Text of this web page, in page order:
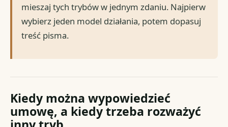
mieszaj tych trybów w jednym zdaniu. Najpierw
wybierz jeden model działania, potem dopasuj
treść pisma.
Kiedy można wypowiedzieć
umowę, a kiedy trzeba rozważyć